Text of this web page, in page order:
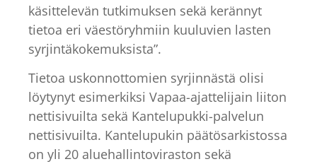
käsittelevän tutkimuksen sekä kerännyt
tietoa eri väestöryhmiin kuuluvien lasten
syrjintäkokemuksista”.
Tietoa uskonnottomien syrjinnästä olisi
löytynyt esimerkiksi Vapaa-ajattelijain liiton
nettisivuilta sekä Kantelupukki-palvelun
nettisivuilta. Kantelupukin päätösarkistossa
on yli 20 aluehallintoviraston sekä